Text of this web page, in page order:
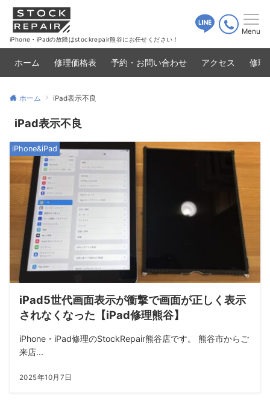
iPhone・iPadの故障はstockrepair熊谷にお任せください！
Menu
ホーム 修理価格表 予約・お問い合わせ アクセス 修理
ホーム iPad表示不良
iPad表示不良
iPhone&iPad
iPad5世代画面表示が衝撃で画面が正しく表示
されなくなった【iPad修理熊谷】
iPhone・iPad修理のStockRepair熊谷店です。 熊谷市からご
来店...
2025年10月7日